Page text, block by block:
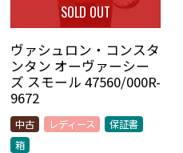
SOLD OUT
ヴァシュロン・コンスタ
ンタン オーヴァーシー
ズ スモール 47560/000R-
9672
中古 レディース
保証書
箱